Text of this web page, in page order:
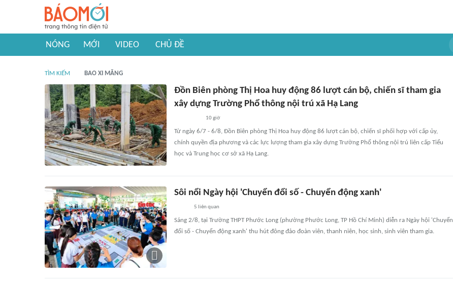
NÓNG MỚI VIDEO CHỦ ĐỀ
TÌM KIẾM BAO XI MĂNG
Đồn Biên phòng Thị Hoa huy động 86 lượt cán bộ, chiến sĩ tham gia
xây dựng Trường Phổ thông nội trú xã Hạ Lang
10 giờ
Từ ngày 6/7 - 6/8, Đồn Biên phòng Thị Hoa huy động 86 lượt cán bộ, chiến sĩ phối hợp với cấp ủy,
chính quyền địa phương và các lực lượng tham gia xây dựng Trường Phổ thông nội trú liên cấp Tiểu
học và Trung học cơ sở xã Hạ Lang.
Sôi nổi Ngày hội 'Chuyển đổi số - Chuyển động xanh'
5 liên quan
Sáng 2/8, tại Trường THPT Phước Long (phường Phước Long, TP Hồ Chí Minh) diễn ra Ngày hội 'Chuyển
đổi số - Chuyển động xanh' thu hút đông đảo đoàn viên, thanh niên, học sinh, sinh viên tham gia.